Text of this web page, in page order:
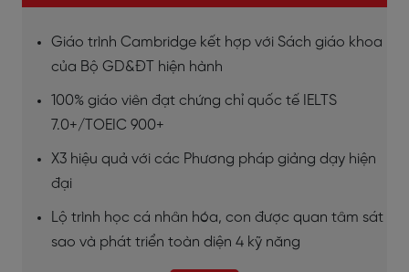
Giáo trình Cambridge kết hợp với Sách giáo khoa
của Bộ GD&ĐT hiện hành
100% giáo viên đạt chứng chỉ quốc tế IELTS
7.0+/TOEIC 900+
X3 hiệu quả với các Phương pháp giảng dạy hiện
đại
Lộ trình học cá nhân hóa, con được quan tâm sát
sao và phát triển toàn diện 4 kỹ năng